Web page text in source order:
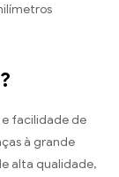
facilidade de
à grande
alta qualidade,